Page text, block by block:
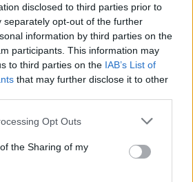
disclosed to third parties prior to
separately opt-out of the further
information by third parties on the
participants. This information may
to third parties on the IAB’s List of
that may further disclose it to other
Opt Outs
the Sharing of my